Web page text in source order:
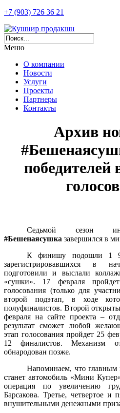
+7 (903) 726 36 21
Меню
О компании
Новости
Услуги
Проекты
Партнеры
Контакты
Архив
победителей
Седьмой сезон
#Бешенаясушка завершился в
К финишу подошли 1
зарегистрировавшихся в
подготовили и выслали
«сушки». 17 февраля
голосования (только для
второй подэтап, в ходе
полуфиналистов. Второй
февраля на сайте проекта –
результат сможет любой
этап голосования пройдет 25
12 финалистов. Механизм
обнародован позже.
Напоминаем, что главным
станет автомобиль «Мини
операция по увеличению
Барсакова. Третье, четвертое и
внушительными денежными